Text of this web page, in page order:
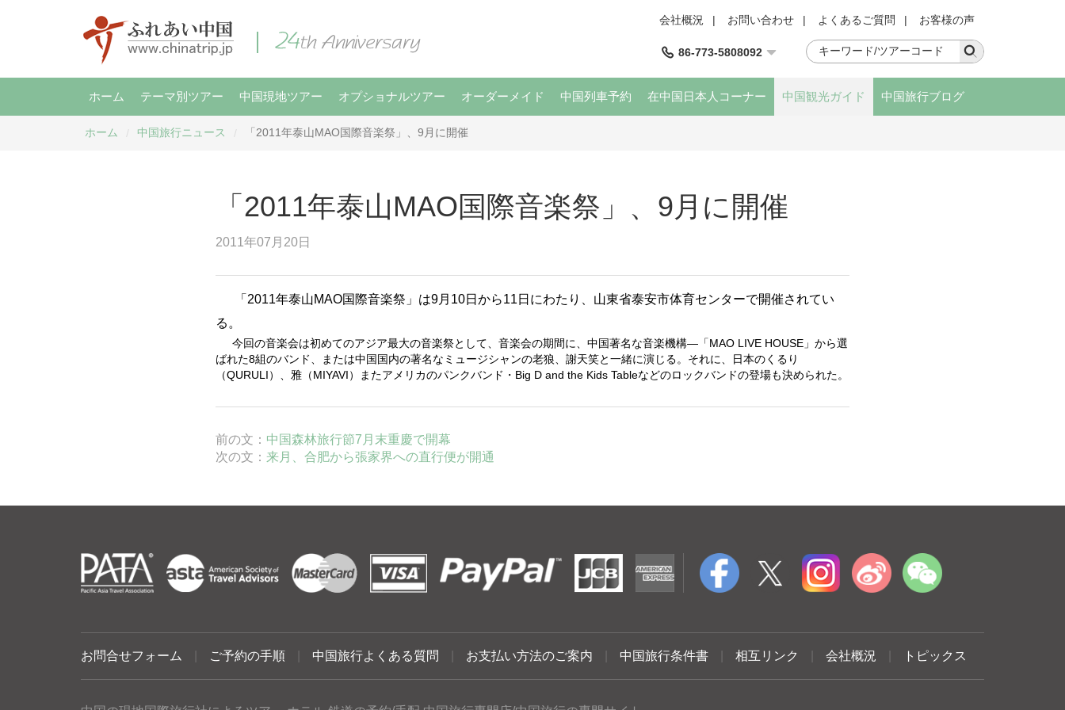
会社概況 | お問い合わせ | よくあるご質問 | お客様の声
86-773-5808092
ホーム テーマ別ツアー 中国現地ツアー オプショナルツアー オーダーメイド 中国列車予約 在中国日本人コーナー 中国観光ガイド 中国旅行ブログ
ホーム 中国旅行ニュース 「2011年泰山MAO国際音楽祭」、9月に開催
「2011年泰山MAO国際音楽祭」、9月に開催
2011年07月20日
「 2011年泰山MAO国際音楽祭」は9月 10日から11 日にわたり、山東省泰安市体育センターで開催されてい
る。
今回の音楽会は初めてのアジア最大の音楽祭として、音楽会の期間に、中国著名な音楽機構― 「MAO LIVE HOUSE 」から選
ばれた8組のバンド、または中国国内の著名なミュージシャンの老狼、謝天笑と一緒に演じる。それに、日本のくるり
（QURULI）、雅（MIYAVI）またアメリカのパンクバンド・ Big D and the Kids Tableなどのロックバンドの登場も決められた。
前の文： 中国森林旅行節7月末重慶で開幕
次の文： 来月、合肥から張家界への直行便が開通
お問合せフォーム ご予約の手順 中国旅行よくある質問 お支払い方法のご案内 中国旅行条件書 相互リンク 会社概況 トピックス